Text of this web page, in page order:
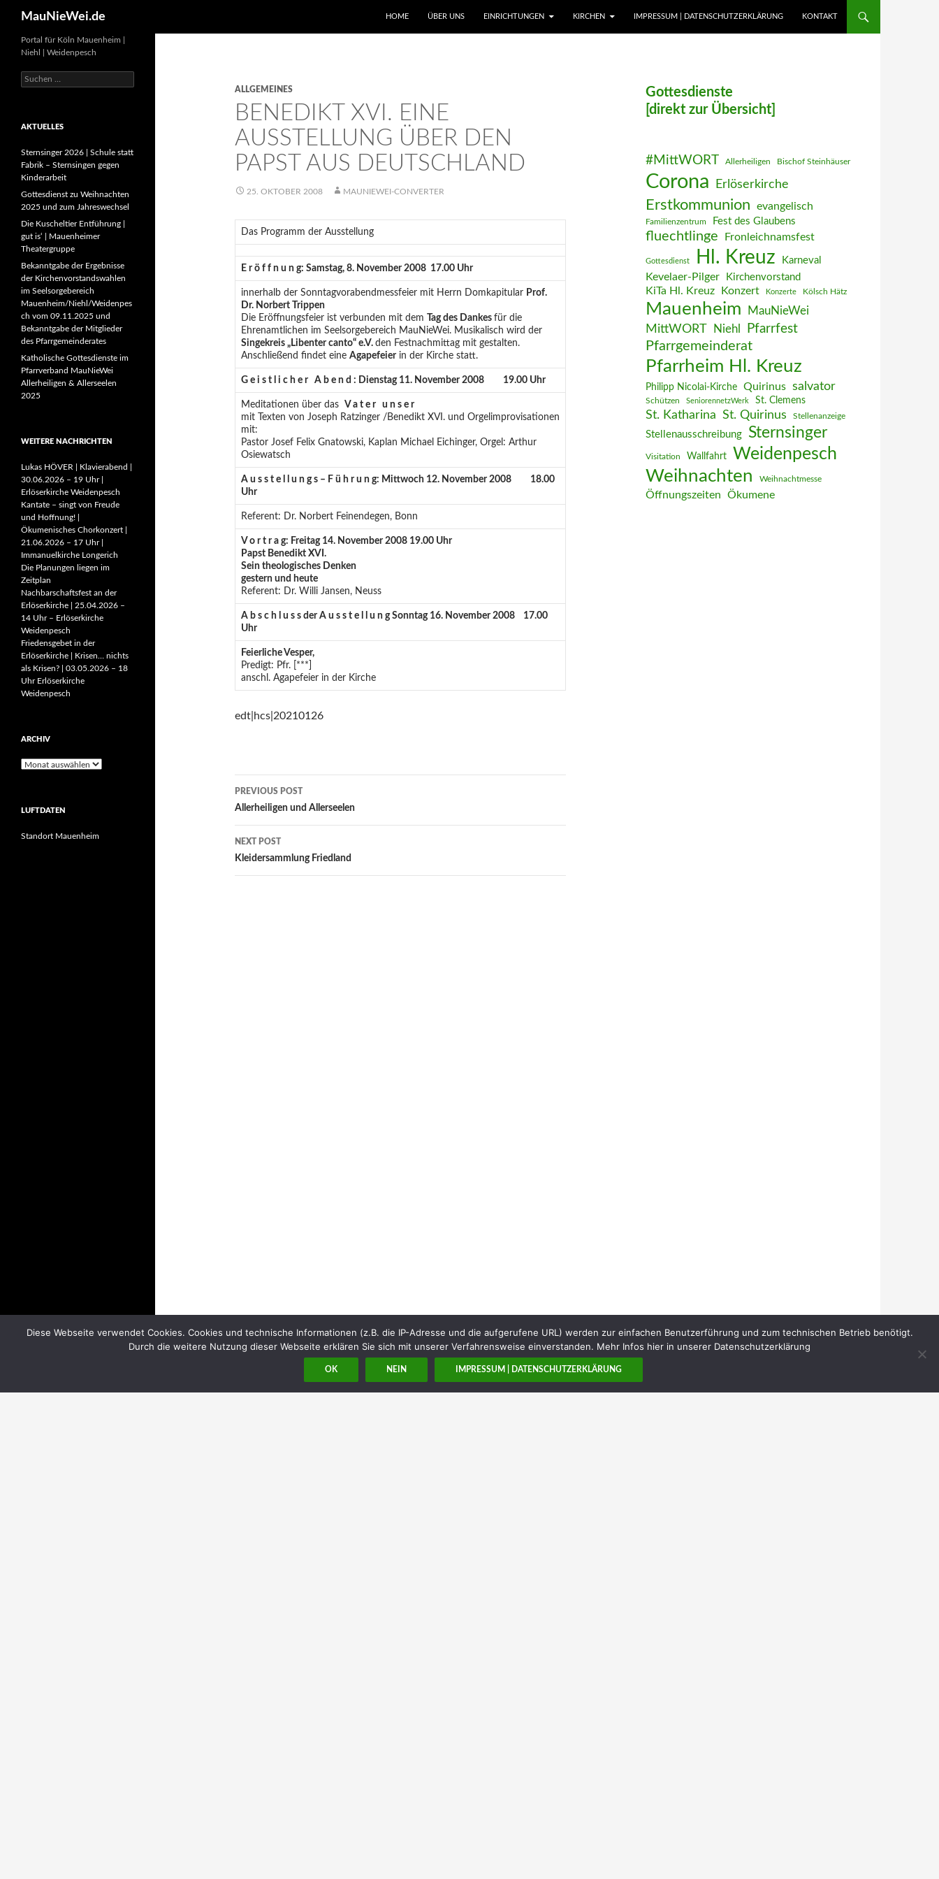
MauNieWei.de
HOME
ÜBER UNS EINRICHTUNGEN KIRCHEN IMPRESSUM | DATENSCHUTZERKLÄRUNG KONTAKT
ALLGEMEINES
BENEDIKT XVI. EINE
AUSSTELLUNG ÜBER DEN
PAPST AUS DEUTSCHLAND
25. OKTOBER 2008 MAUNIEWEI-CONVERTER
Das Programm der Ausstellung
E r ö f f n u n g: Samstag, 8. November 2008 17.00 Uhr
innerhalb der Sonntagvorabendmessfeier mit Herrn Domkapitular Prof.
Dr. Norbert Trippen
Die Eröffnungsfeier ist verbunden mit dem
Tag des Dankes für die
Ehrenamtlichen im Seelsorgebereich MauNieWei. Musikalisch wird der
Singekreis „Libenter canto“ e.V. den Festnachmittag mit gestalten.
Anschließend findet eine Agapefeierin der Kirche statt.
G e i s t l i c h e r A b e n d : Dienstag 11. November 2008 19.00 Uhr
Meditationen über das V a t e r u n s e r
mit Texten von Joseph Ratzinger /Benedikt XVI. und Orgelimprovisationen
mit:
Pastor Josef Felix Gnatowski, Kaplan Michael Eichinger, Orgel: Arthur
Osiewatsch
A u s s t e l l u n g s – F ü h r u n g: Mittwoch 12. November 2008 18.00
Uhr
Referent: Dr. Norbert Feinendegen, Bonn
V o r t r a g: Freitag 14. November 2008 19.00 Uhr
Papst Benedikt XVI.
Sein theologisches Denken
gestern und heute
Referent: Dr. Willi Jansen, Neuss
A b s c h l u s s der A u s s t e l l u n gSonntag 16. November 2008 17.00
Uhr
Feierliche Vesper,
Predigt: Pfr. [***]
anschl. Agapefeier in der Kirche
edt|hcs|20210126
Post
navigation
PREVIOUS POST
Allerheiligen und Allerseelen
NEXT POST
Kleidersammlung Friedland
Gottesdienste
[direkt zur Übersicht]
#MittWORT Allerheiligen Bischof Steinhäuser
Corona Erlöserkirche
Erstkommunion evangelisch
Familienzentrum Fest des Glaubens
fluechtlinge Fronleichnamsfest
Gottesdienst Hl. Kreuz Karneval
Kevelaer-Pilger Kirchenvorstand
KiTa Hl. Kreuz Konzert Konzerte Kölsch Hätz
Mauenheim MauNieWei
MittWORT Niehl Pfarrfest
Pfarrgemeinderat
Pfarrheim Hl. Kreuz
Philipp Nicolai-Kirche Quirinus salvator
Schützen SeniorennetzWerk St. Clemens
St. Katharina St. Quirinus Stellenanzeige
Stellenausschreibung Sternsinger
Visitation Wallfahrt Weidenpesch
Weihnachten Weihnachtmesse
Öffnungszeiten Ökumene
Portal für Köln Mauenheim |
Niehl | Weidenpesch
Suchen
nach:
AKTUELLES
Sternsinger 2026 | Schule statt
Fabrik – Sternsingen gegen
Kinderarbeit
Gottesdienst zu Weihnachten
2025 und zum Jahreswechsel
Die Kuscheltier Entführung |
gut is‘ | Mauenheimer
Theatergruppe
Bekanntgabe der Ergebnisse
der Kirchenvorstandswahlen
im Seelsorgebereich
Mauenheim/Niehl/Weidenpes
ch vom 09.11.2025 und
Bekanntgabe der Mitglieder
des Pfarrgemeinderates
Katholische Gottesdienste im
Pfarrverband MauNieWei
Allerheiligen & Allerseelen
2025
WEITERE NACHRICHTEN
Lukas HÖVER | Klavierabend |
30.06.2026 – 19 Uhr |
Erlöserkirche Weidenpesch
Kantate – singt von Freude
und Hoffnung! |
Ökumenisches Chorkonzert |
21.06.2026 – 17 Uhr |
Immanuelkirche Longerich
Die Planungen liegen im
Zeitplan
Nachbarschaftsfest an der
Erlöserkirche | 25.04.2026 –
14 Uhr – Erlöserkirche
Weidenpesch
Friedensgebet in der
Erlöserkirche | Krisen… nichts
als Krisen? | 03.05.2026 – 18
Uhr Erlöserkirche
Weidenpesch
ARCHIV
Archiv
LUFTDATEN
Standort Mauenheim
Diese Webseite verwendet Cookies. Cookies und technische Informationen (z.B. die IP-Adresse und die aufgerufene URL) werden zur einfachen Benutzerführung und zum technischen Betrieb benötigt.
Durch die weitere Nutzung dieser Webseite erklären Sie sich mit unserer Verfahrensweise einverstanden. Mehr Infos hier in unserer Datenschutzerklärung
OK NEIN IMPRESSUM | DATENSCHUTZERKLÄRUNG